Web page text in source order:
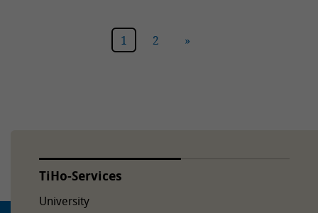
1 2 »
TiHo-Services
University